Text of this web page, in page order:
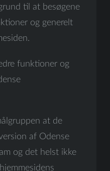
til at besøgene
og generelt
funktioner og
at de
af Odense
og det helst ikke